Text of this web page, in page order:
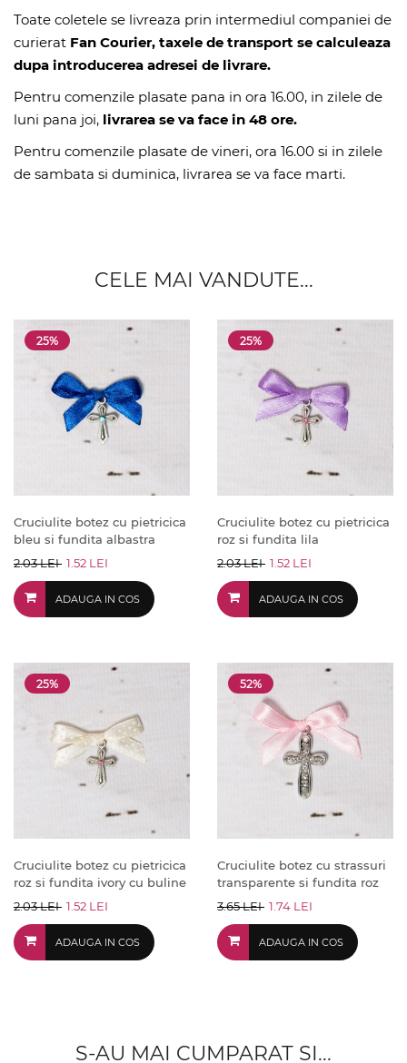
Toate coletele se livreaza prin intermediul companiei de
curierat Fan Courier, taxele de transport se calculeaza
dupa introducerea adresei de livrare.
Pentru comenzile plasate pana in ora 16.00, in zilele de
luni pana joi, livrarea se va face in 48 ore.
Pentru comenzile plasate de vineri, ora 16.00 si in zilele
de sambata si duminica, livrarea se va face marti.
CELE MAI VANDUTE...
25%
Cruciulite botez cu pietricica
bleu si fundita albastra
2.03 LEI 1.52 LEI
ADAUGA IN COS
25%
Cruciulite botez cu pietricica
roz si fundita lila
2.03 LEI 1.52 LEI
ADAUGA IN COS
25%
Cruciulite botez cu pietricica
roz si fundita ivory cu buline
2.03 LEI 1.52 LEI
ADAUGA IN COS
52%
Cruciulite botez cu strassuri
transparente si fundita roz
3.65 LEI 1.74 LEI
ADAUGA IN COS
S-AU MAI CUMPARAT SI...